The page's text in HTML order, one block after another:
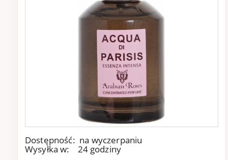
Dostępność: na wyczerpaniu
Wysyłka w:
24 godziny